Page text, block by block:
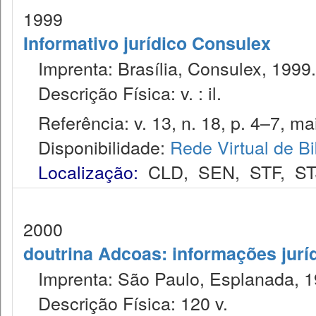
1999
Informativo jurídico Consulex
Imprenta: Brasília, Consulex, 1999.
Descrição Física: v. : il.
Referência: v. 13, n. 18, p. 4–7,
Disponibilidade: Rede Virtual de
Localização: CLD, SEN, STF,
2000
doutrina Adcoas: informações
Imprenta: São Paulo, Esplanada,
Descrição Física: 120 v.